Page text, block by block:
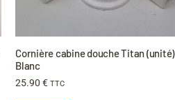
Cornière cabine douche Titan (unité)
Blanc
25.90 € TTC